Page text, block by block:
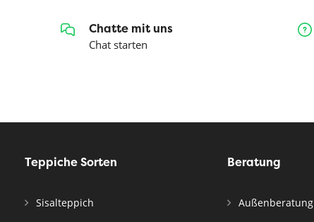
Chatte mit uns
Chat starten
Teppiche Sorten
Sisalteppich
Beratung
Außenberatung